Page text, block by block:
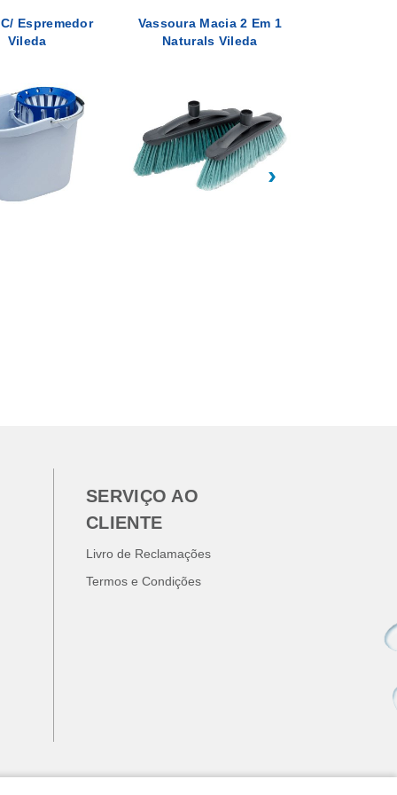
Espremedor
Vileda
Vassoura Macia 2 Em 1
Naturals Vileda
›
SERVIÇO AO
CLIENTE
Livro de Reclamações
Termos e Condições